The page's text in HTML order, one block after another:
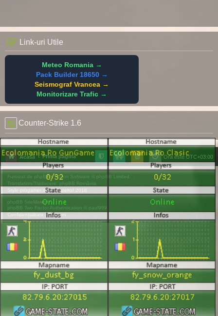
Link-uri Utile
Meteo Romania →
Pack Builder 18650 →
Seismograf Vrancea →
Monitorizare Trafic →
Counter-Strike 1.6
Acasă Prima pagină Ora este UTC+03:00
Furnizat de phpBB® Forum Software © phpBB Limited
Translation/Traducere: phpBB România
Style progamer de ©Mazeltof 2018
phpBB SiteMaker
phpBB Two Factor Authentication © paul999
Confidențialitate |Termeni